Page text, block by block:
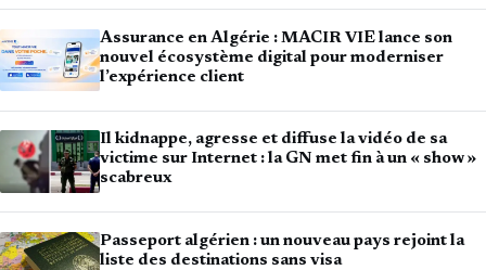
Assurance en Algérie : MACIR VIE lance son
nouvel écosystème digital pour moderniser
l’expérience client
Il kidnappe, agresse et diffuse la vidéo de sa
victime sur Internet : la GN met fin à un « show »
scabreux
Passeport algérien : un nouveau pays rejoint la
liste des destinations sans visa